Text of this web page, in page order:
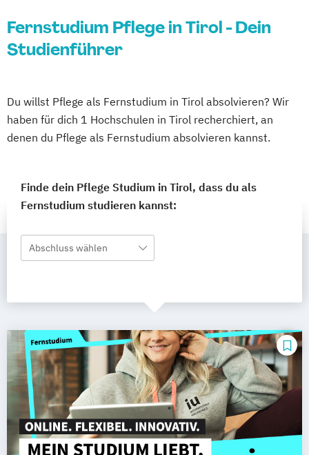
Fernstudium Pflege in Tirol - Dein
Studienführer
Du willst Pflege als Fernstudium in Tirol absolvieren? Wir
haben für dich 1 Hochschulen in Tirol recherchiert, an
denen du Pflege als Fernstudium absolvieren kannst.
Finde dein Pflege Studium in Tirol, dass du als
Fernstudium studieren kannst:
Abschluss wählen